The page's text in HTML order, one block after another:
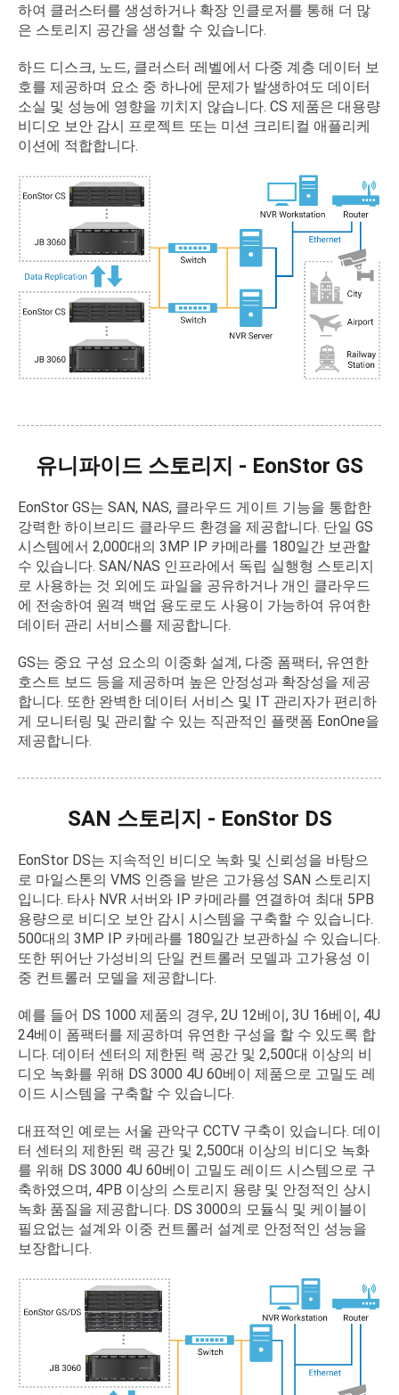
하여 클러스터를 생성하거나 확장 인클로저를 통해 더 많
은 스토리지 공간을 생성할 수 있습니다.
하드 디스크, 노드, 클러스터 레벨에서 다중 계층 데이터 보
호를 제공하며 요소 중 하나에 문제가 발생하여도 데이터
소실 및 성능에 영향을 끼치지 않습니다. CS 제품은 대용량
비디오 보안 감시 프로젝트 또는 미션 크리티컬 애플리케
이션에 적합합니다.
유니파이드 스토리지 - EonStor GS
EonStor GS는 SAN, NAS, 클라우드 게이트 기능을 통합한
강력한 하이브리드 클라우드 환경을 제공합니다. 단일 GS
시스템에서 2,000대의 3MP IP 카메라를 180일간 보관할
수 있습니다. SAN/NAS 인프라에서 독립 실행형 스토리지
로 사용하는 것 외에도 파일을 공유하거나 개인 클라우드
에 전송하여 원격 백업 용도로도 사용이 가능하여 유여한
데이터 관리 서비스를 제공합니다.
GS는 중요 구성 요소의 이중화 설계, 다중 폼팩터, 유연한
호스트 보드 등을 제공하며 높은 안정성과 확장성을 제공
합니다. 또한 완벽한 데이터 서비스 및 IT 관리자가 편리하
게 모니터링 및 관리할 수 있는 직관적인 플랫폼 EonOne을
제공합니다.
SAN 스토리지 - EonStor DS
EonStor DS는 지속적인 비디오 녹화 및 신뢰성을 바탕으
로 마일스톤의 VMS 인증을 받은 고가용성 SAN 스토리지
입니다. 타사 NVR 서버와 IP 카메라를 연결하여 최대 5PB
용량으로 비디오 보안 감시 시스템을 구축할 수 있습니다.
500대의 3MP IP 카메라를 180일간 보관하실 수 있습니다.
또한 뛰어난 가성비의 단일 컨트롤러 모델과 고가용성 이
중 컨트롤러 모델을 제공합니다.
예를 들어 DS 1000 제품의 경우, 2U 12베이, 3U 16베이, 4U
24베이 폼팩터를 제공하며 유연한 구성을 할 수 있도록 합
니다. 데이터 센터의 제한된 랙 공간 및 2,500대 이상의 비
디오 녹화를 위해 DS 3000 4U 60베이 제품으로 고밀도 레
이드 시스템을 구축할 수 있습니다.
대표적인 예로는 서울 관악구 CCTV 구축이 있습니다. 데이
터 센터의 제한된 랙 공간 및 2,500대 이상의 비디오 녹화
를 위해 DS 3000 4U 60베이 고밀도 레이드 시스템으로 구
축하였으며, 4PB 이상의 스토리지 용량 및 안정적인 상시
녹화 품질을 제공합니다. DS 3000의 모듈식 및 케이블이
필요없는 설계와 이중 컨트롤러 설계로 안정적인 성능을
보장합니다.